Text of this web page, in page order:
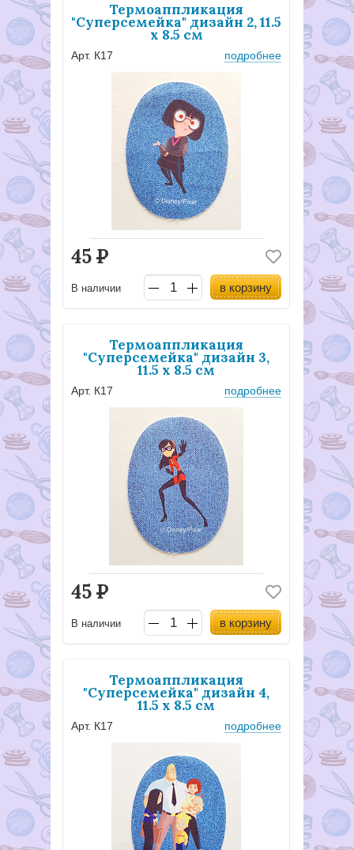
Термоаппликация
"Суперсемейка" дизайн 2, 11.5
х 8.5 см
Арт. К17 подробнее
45Р
В наличии в корзину
Термоаппликация
"Суперсемейка" дизайн 3,
11.5 х 8.5 см
Арт. К17 подробнее
45Р
В наличии в корзину
Термоаппликация
"Суперсемейка" дизайн 4,
11.5 х 8.5 см
Арт. К17 подробнее